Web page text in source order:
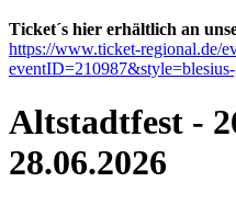
Ticket´s hier erhältlich an
https://www.ticket-regional.de/
eventID=210987
Altstadtfest -
28.06.2026